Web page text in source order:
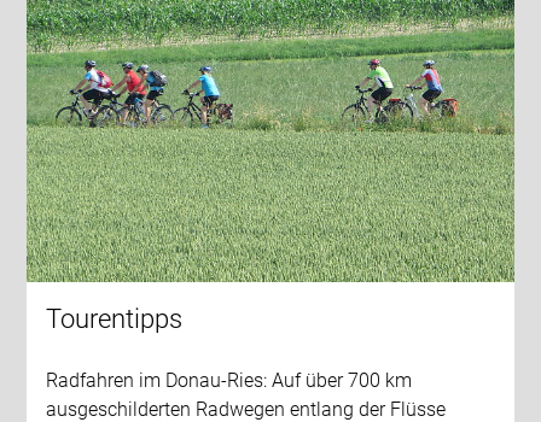
Tourentipps
Radfahren im Donau-Ries: Auf über 700 km
ausgeschilderten Radwegen entlang der Flüsse